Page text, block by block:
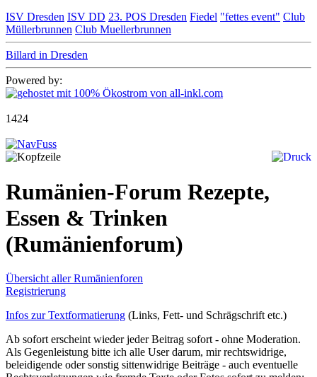
ISV Dresden ISV DD 23. POS Dresden Fiedel "fettes event" Club
Müllerbrunnen Club Muellerbrunnen
Billard in Dresden
Powered by:
1424
Rumänien-Forum Rezepte,
Essen & Trinken
(Rumänienforum)
Übersicht aller Rumänienforen
Registrierung
Infos zur Textformatierung (Links, Fett- und Schrägschrift etc.)
Ab sofort erscheint wieder jeder Beitrag sofort - ohne Moderation.
Als Gegenleistung bitte ich alle User darum, mir rechtswidrige,
beleidigende oder sonstig sittenwidrige Beiträge - auch eventuelle